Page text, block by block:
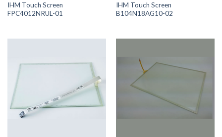
IHM Touch Screen
FPC4012NRUL-01
IHM Touch Screen
B104N18AG10-02